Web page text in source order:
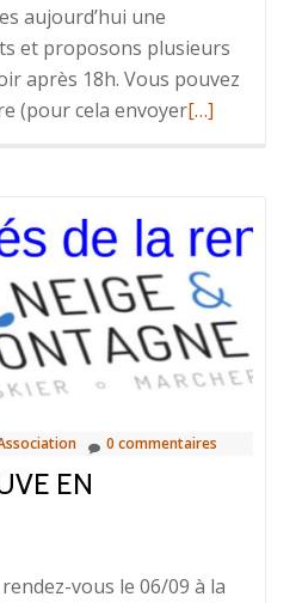
aujourd’hui une
et proposons plusieurs
après 18h. Vous pouvez
(pour cela envoyerEn
Parti
pour
une
nouvelle
saison
Trail
[…]
0 commentaires
EN
vous le 06/09 à la